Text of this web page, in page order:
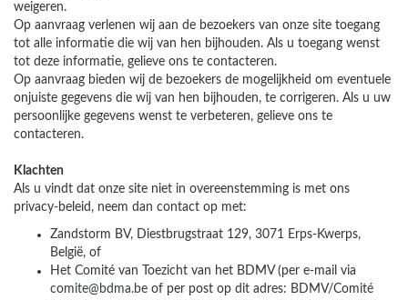
weigeren.
Op aanvraag verlenen wij aan de bezoekers van onze site toegang
tot alle informatie die wij van hen bijhouden. Als u toegang wenst
tot deze informatie, gelieve ons te contacteren.
Op aanvraag bieden wij de bezoekers de mogelijkheid om eventuele
onjuiste gegevens die wij van hen bijhouden, te corrigeren. Als u uw
persoonlijke gegevens wenst te verbeteren, gelieve ons te
contacteren.
Klachten
Als u vindt dat onze site niet in overeenstemming is met ons
privacy-beleid, neem dan contact op met:
Zandstorm BV, Diestbrugstraat 129, 3071 Erps-Kwerps,
België, of
Het Comité van Toezicht van het BDMV (per e-mail via
comite@bdma.be of per post op dit adres: BDMV/Comité